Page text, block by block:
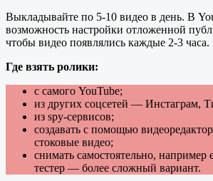
Выкладывайте по 5-10 видео в день. В
возможность настройки отложенной
чтобы видео появлялись каждые 2-3 часа.
Где взять ролики:
с самого YouTube;
из других соцсетей — Инстаграм,
из spy-сервисов;
создавать с помощью
стоковые видео;
снимать самостоятельно, например
тестер — более сложный вариант.